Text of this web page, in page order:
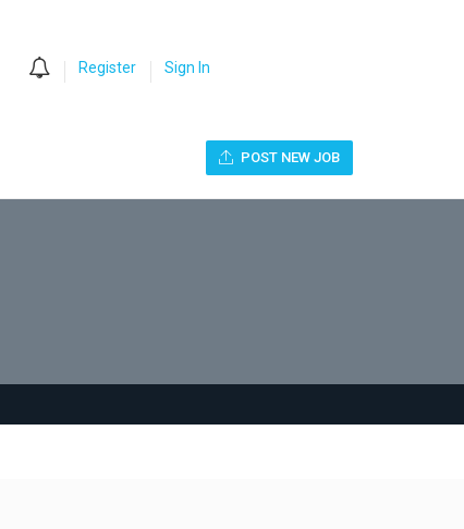
Register Sign In
POST NEW JOB